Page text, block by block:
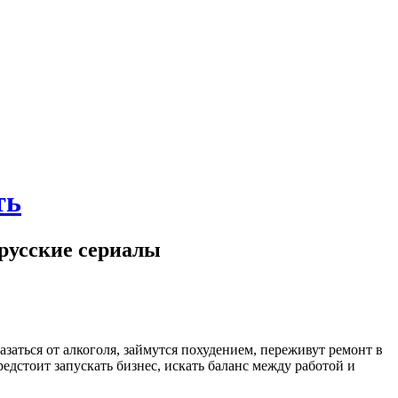
сериалы
от алкоголя, займутся похудением, переживут ремонт в
запускать бизнес, искать баланс между работой и